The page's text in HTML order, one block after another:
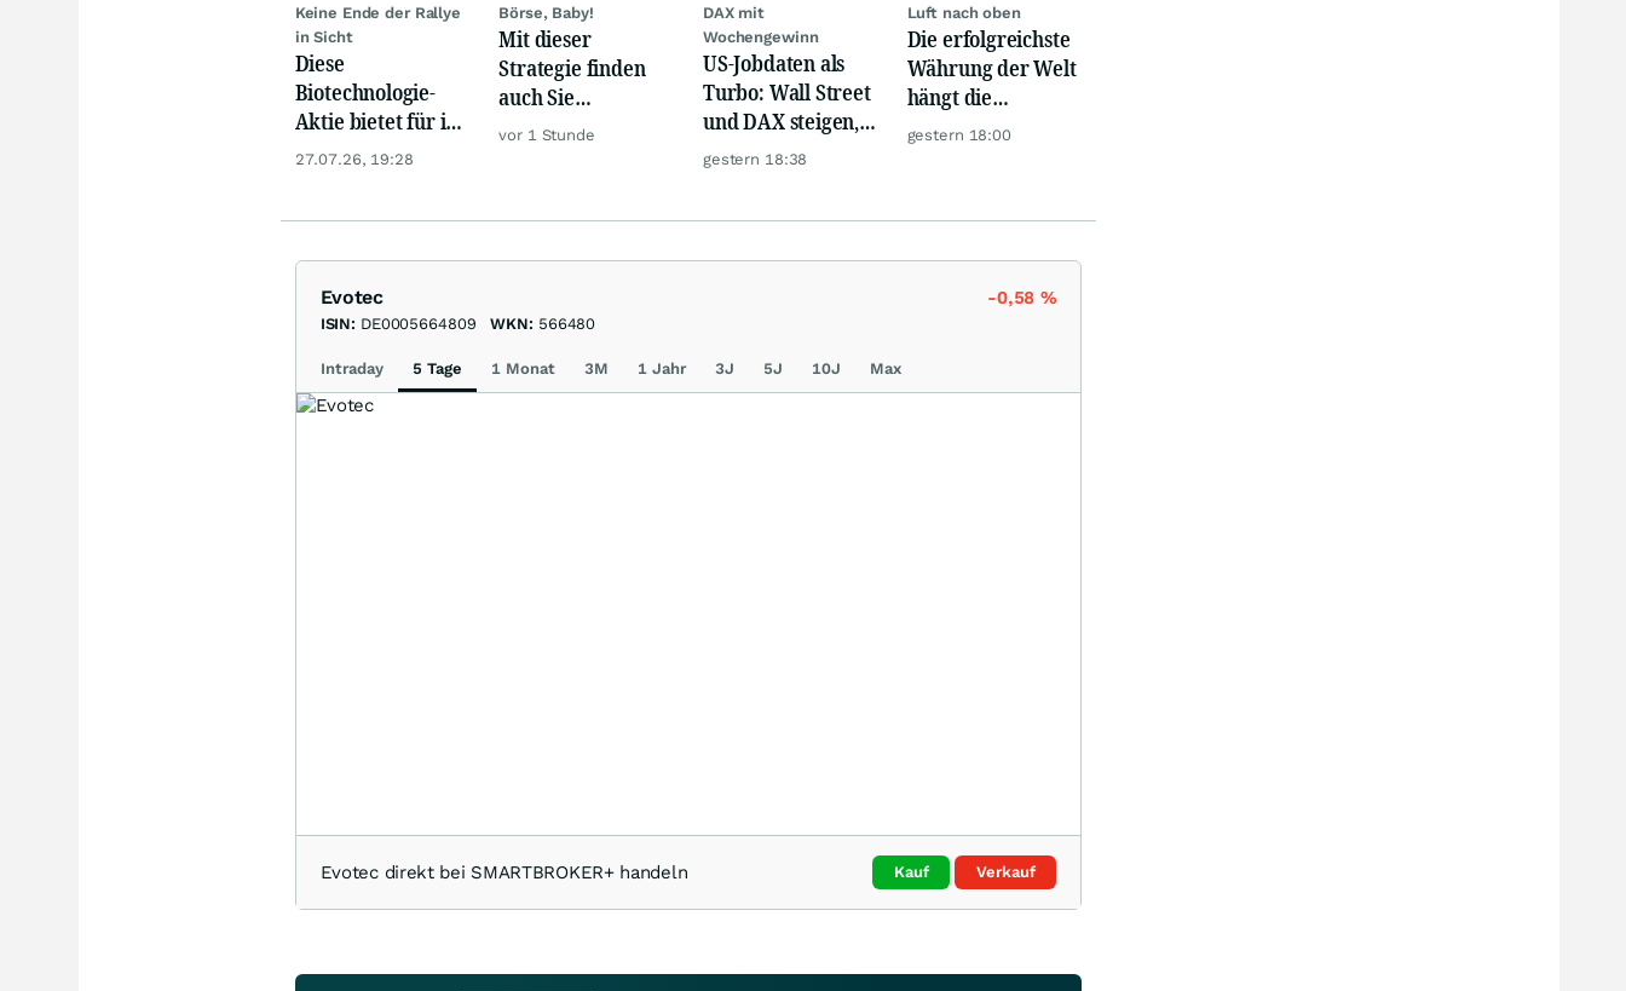
Keine Ende der Rallye
in Sicht
Diese
Biotechnologie-
Aktie bietet für ihr
Geld so viel wie
27.07.26, 19:28
Börse, Baby!
Mit dieser
Strategie finden
auch Sie
zuverlässig
vor 1 Stunde
DAX mit
Wochengewinn
US-Jobdaten als
Turbo: Wall Street
und DAX steigen,
Gold glänzt
gestern 18:38
Luft nach oben
Die erfolgreichste
Währung der Welt
hängt die
Konkurrenz ab
gestern 18:00
Evotec -0,58 %
ISIN: DE0005664809 WKN: 566480
Intraday 5 Tage 1 Monat 3M 1 Jahr 3J 5J 10J Max
Evotec direkt bei SMARTBROKER+ handeln Kauf Verkauf